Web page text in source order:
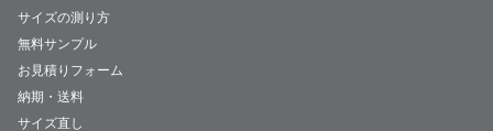
サイズの測り方
無料サンプル
お見積りフォーム
納期・送料
サイズ直し